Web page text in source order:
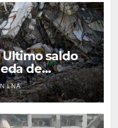
Ultimo saldo
de
entre los
LNA